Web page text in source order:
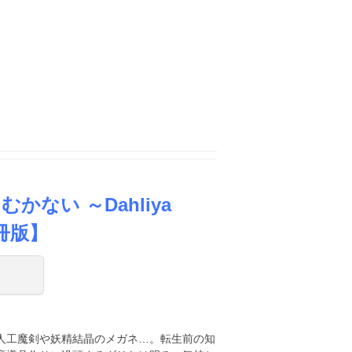
かない ～Dahliya
】
工魔剣や妖精結晶のメガネ…。転生前の知